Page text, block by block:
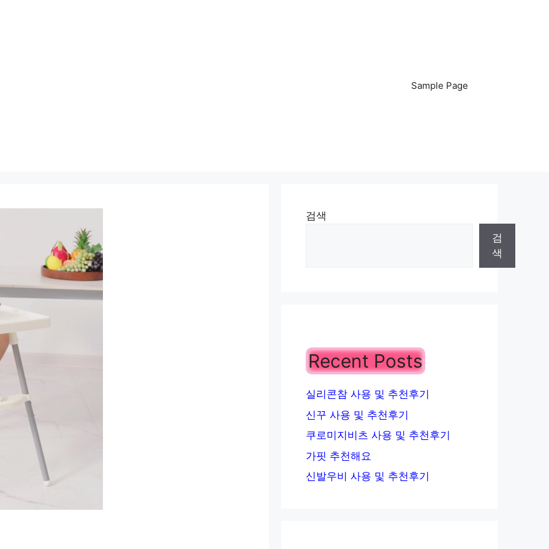
Sample Page
검색
검
색
Recent Posts
실리콘참 사용 및 추천후기
신꾸 사용 및 추천후기
쿠로미지비츠 사용 및 추천후기
가핏 추천해요
신발우비 사용 및 추천후기